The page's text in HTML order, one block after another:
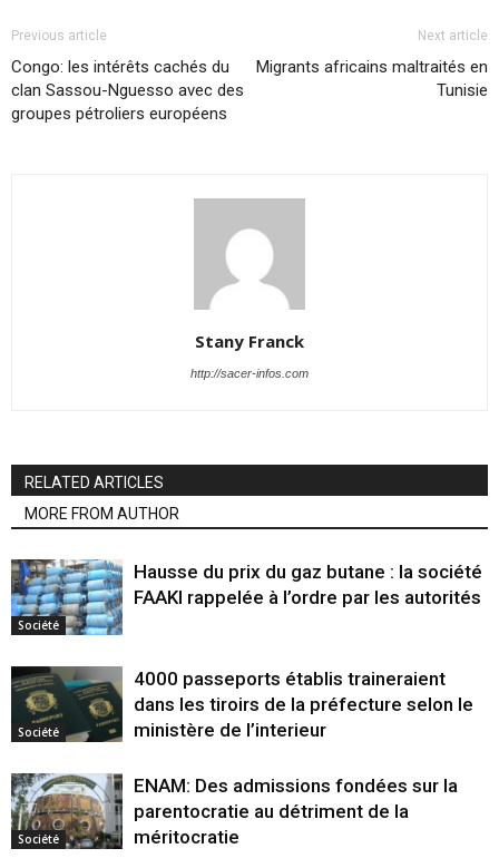
Previous article
Congo: les intérêts cachés du
clan Sassou-Nguesso avec des
groupes pétroliers européens
Next article
Migrants africains maltraités en
Tunisie
Stany Franck
http://sacer-infos.com
RELATED ARTICLES
MORE FROM AUTHOR
Société
Hausse du prix du gaz butane : la société
FAAKI rappelée à l’ordre par les autorités
Société
4000 passeports établis traineraient
dans les tiroirs de la préfecture selon le
ministère de l’interieur
Société
ENAM: Des admissions fondées sur la
parentocratie au détriment de la
méritocratie